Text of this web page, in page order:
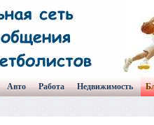
Авто Работа Недвижимость